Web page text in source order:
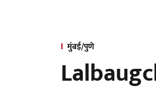
मुंबई/पुणे